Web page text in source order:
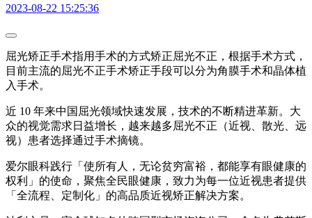
2023-08-22 15:25:36
屈光矫正手术指用手术的方式矫正屈光不正，根据手术方式，
目前主流的屈光不正手术矫正手段可以分为角膜手术和晶体植
入手术。
近 10 年来中国屈光领域快速发展，技术的不断精进革新。大
众的视觉需求日益增长，越来越多屈光不正（近视、散光、远
视）患者选择通过手术摘镜。
爱尔眼科践行「使所有人，无论贫穷富裕，都能享有眼健康的
权利」的使命，聚焦全民眼健康，致力为每一位近视患者提供
「全流程、定制化」的高品质近视矫正解决方案。